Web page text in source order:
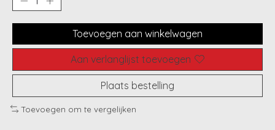
Toevoegen aan winkelwagen
Aan verlanglijst toevoegen
Plaats bestelling
Toevoegen om te vergelijken